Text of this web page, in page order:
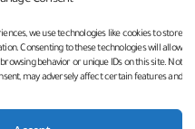
we use technologies like cookies to store
Consenting to these technologies will allow
behavior or unique IDs on this site. Not
may adversely affect certain features and